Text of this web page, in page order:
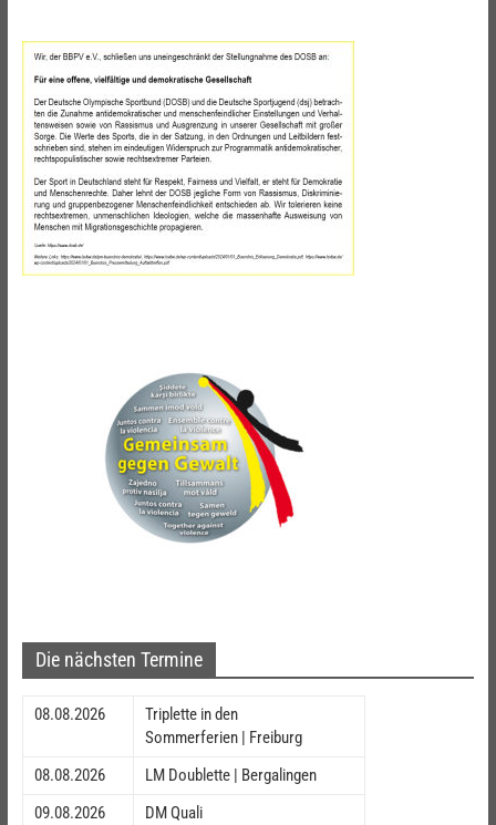
Die nächsten Termine
08.08.2026
Triplette in den
Sommerferien | Freiburg
08.08.2026
LM Doublette | Bergalingen
09.08.2026
DM Quali